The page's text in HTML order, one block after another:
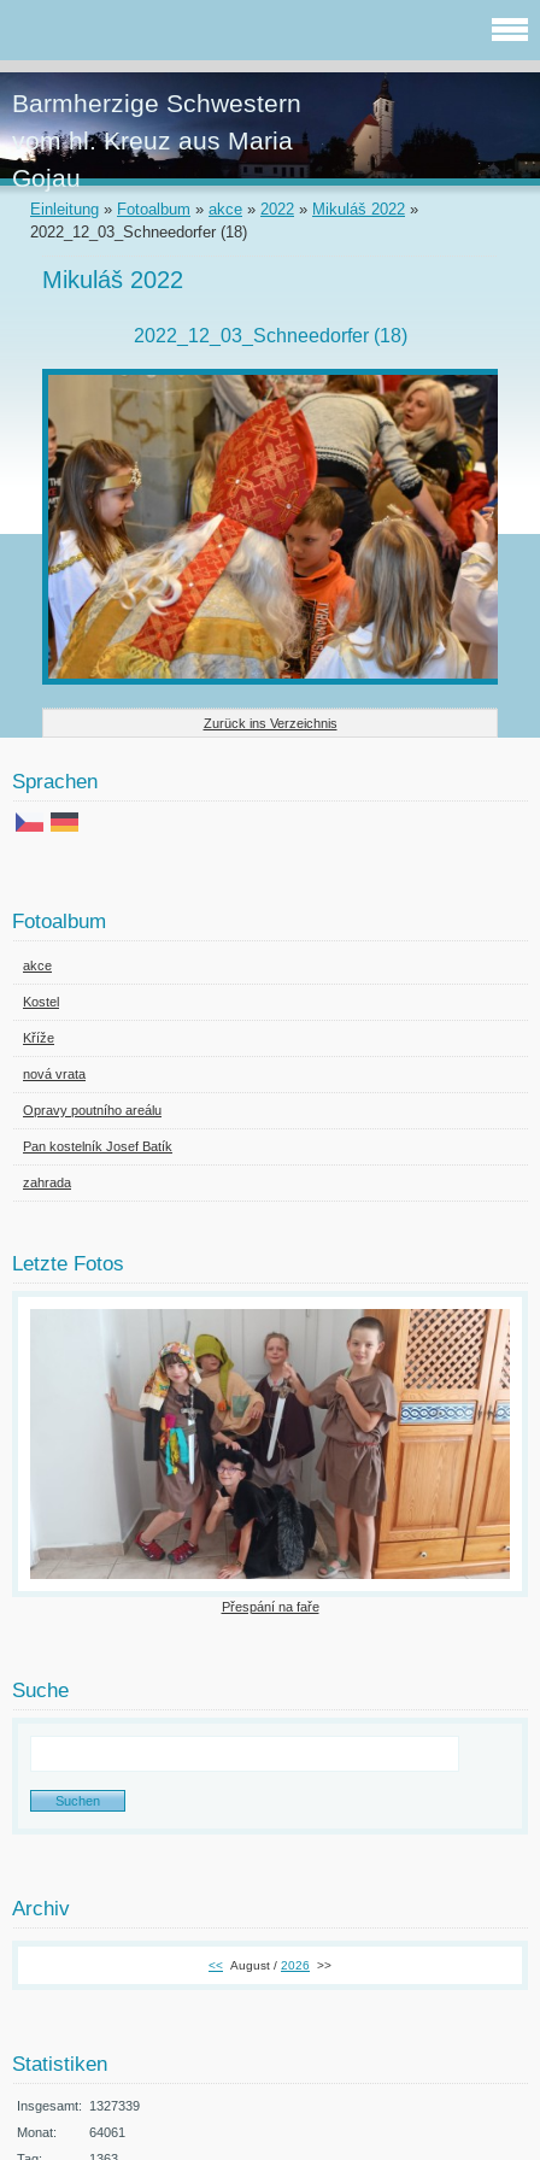
Barmherzige Schwestern
vom hl. Kreuz aus Maria
Gojau
Einleitung » Fotoalbum » akce » 2022 » Mikuláš 2022 »
2022_12_03_Schneedorfer (18)
Mikuláš 2022
2022_12_03_Schneedorfer (18)
Zurück ins Verzeichnis
Sprachen
Fotoalbum
akce
Kostel
Kříže
nová vrata
Opravy poutního areálu
Pan kostelník Josef Batík
zahrada
Letzte Fotos
Přespání na faře
Suche
Archiv
<< August / 2026 >>
Statistiken
Insgesamt: 1327339
Monat:
64061